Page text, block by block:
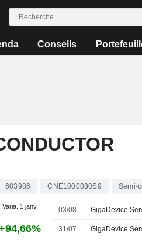
Conseils
603986 CNE1000030S9 Semi-
Varia. 1 janv. 03/08
31/07